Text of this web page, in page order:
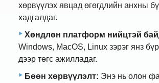
хөрвүүлэх явцад өгөгдлийн анхны
хадгалдаг.
Хөндлөн платформ нийцтэй
Windows, MacOS, Linux зэрэг янз
дээр төгс ажилладаг.
Бөөн хөрвүүлэлт: Энэ нь олон